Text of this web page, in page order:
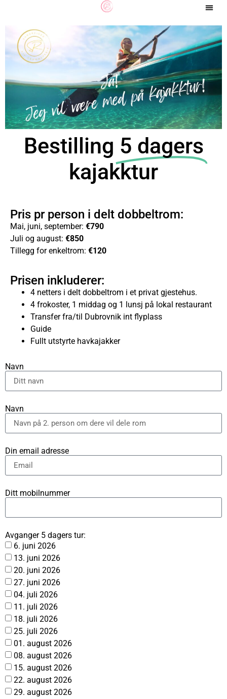
Bestilling 5 dagers
kajakktur
Pris pr person i delt dobbeltrom:
Mai, juni, september: €790
Juli og august: €850
Tillegg for enkeltrom: €120
Prisen inkluderer:
4 netters i delt dobbeltrom i et privat gjestehus.
4 frokoster, 1 middag og 1 lunsj på lokal restaurant
Transfer fra/til Dubrovnik int flyplass
Guide
Fullt utstyrte havkajakker
Navn
Navn
Din email adresse
Ditt mobilnummer
Avganger 5 dagers tur:
6. juni 2026
13. juni 2026
20. juni 2026
27. juni 2026
04. juli 2026
11. juli 2026
18. juli 2026
25. juli 2026
01. august 2026
08. august 2026
15. august 2026
22. august 2026
29. august 2026